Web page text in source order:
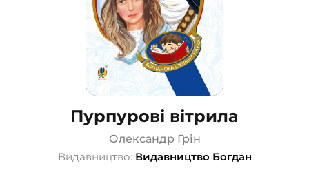
Пурпурові вітрила
Олександр Грін
Видавництво: Видавництво Богдан